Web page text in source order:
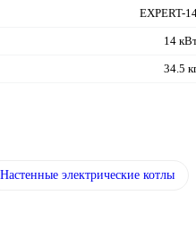
EXPERT-
14
34.5
Настенные электрические котлы